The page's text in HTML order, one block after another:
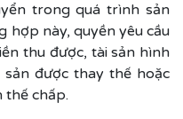
trong quá trình sản
hợp này, quyền yêu cầu
thu được, tài sản hình
được thay thế hoặc
thế chấp.